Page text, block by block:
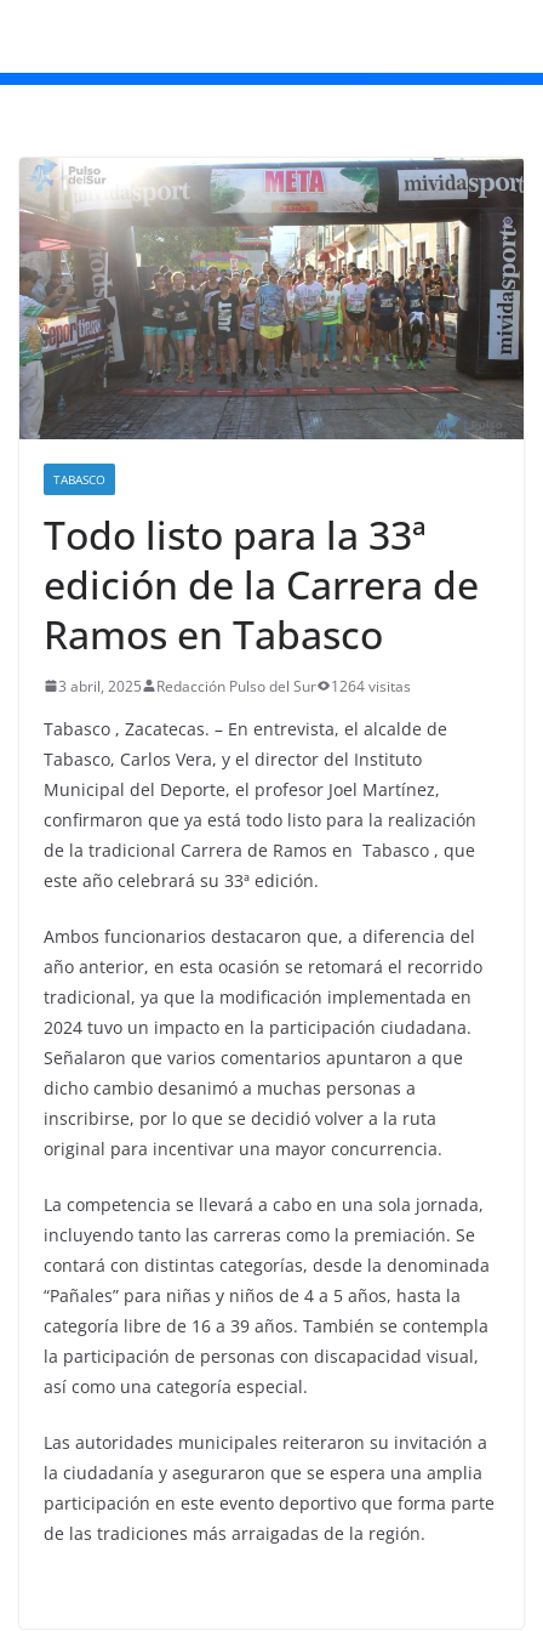
TABASCO
Todo listo para la 33ª
edición de la Carrera de
Ramos en Tabasco
3 abril, 2025 Redacción Pulso del Sur 1264 visitas
Tabasco , Zacatecas. – En entrevista, el alcalde de
Tabasco, Carlos Vera, y el director del Instituto
Municipal del Deporte, el profesor Joel Martínez,
confirmaron que ya está todo listo para la realización
de la tradicional Carrera de Ramos en Tabasco , que
este año celebrará su 33ª edición.
Ambos funcionarios destacaron que, a diferencia del
año anterior, en esta ocasión se retomará el recorrido
tradicional, ya que la modificación implementada en
2024 tuvo un impacto en la participación ciudadana.
Señalaron que varios comentarios apuntaron a que
dicho cambio desanimó a muchas personas a
inscribirse, por lo que se decidió volver a la ruta
original para incentivar una mayor concurrencia.
La competencia se llevará a cabo en una sola jornada,
incluyendo tanto las carreras como la premiación. Se
contará con distintas categorías, desde la denominada
“Pañales” para niñas y niños de 4 a 5 años, hasta la
categoría libre de 16 a 39 años. También se contempla
la participación de personas con discapacidad visual,
así como una categoría especial.
Las autoridades municipales reiteraron su invitación a
la ciudadanía y aseguraron que se espera una amplia
participación en este evento deportivo que forma parte
de las tradiciones más arraigadas de la región.